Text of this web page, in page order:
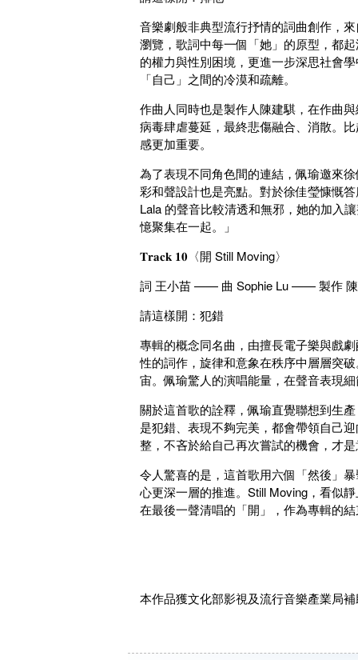
音樂劇般非典型流行抒情的詞曲創作，
瀏覽，歌詞中每一個「她」的原型，都
的權力與性別困境，更進一步深思社會
「自己」之間的冷漠和疏離。
作曲人同時也是製作人陳建騏，在作曲
病毒肆虐蔓延，最終悲傷融合、消散。
感更加重要。
為了表現不同角色間的連結，佩瑜邀來
彩和聲設計也是亮點。對於徐佳瑩慷慨
Lala 的聲音比較清透和無邪，她的加入
憶聚集在一起。」
𝐓𝐫𝐚𝐜𝐤 𝟏𝟎〈開 Still Moving〉
詞 王小苗 —— 曲 Sophie Lu —— 製作
請這樣開：犯錯
專輯的概念同名曲，由擅長電子樂與戲
性的詞作，旋律和意象在秩序中層層突
宙。佩瑜驚人的演唱能量，在聲音表現
關於這首歌的詮釋，佩瑜直覺聯想到生
是犯錯、表現不夠完美，都會帶領自己
整，不吝於給自己再次嘗試的機會，才
令人驚喜的是，這首歌用六個「然後」
心更深一層的推進。Still Moving，看似
在最後一聲清唱的「開」，作為專輯的
本作品獲文化部影視及流行音樂產業局